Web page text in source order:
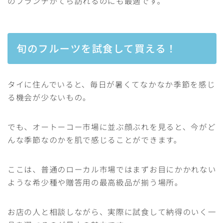
旬のフルーツを試食して買える！
タイに住んでいると、毎日が暑くてなかなか季節を感じ
る機会が少ないもの。
でも、オートーコー市場に並ぶ顔ぶれを見ると、今がど
んな季節なのかを肌で感じることができます。
ここは、普通のローカル市場ではまずお目にかかれない
ような希少種や贈答用の最高級品が揃う場所。
お店の人と相談しながら、実際に試食して納得のいく一